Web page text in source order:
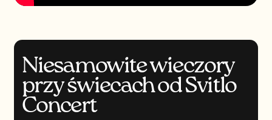
Niesamowite wieczory
przy świecach od Svitlo
Concert